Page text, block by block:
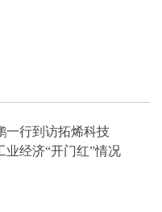
一行到访拓烯科技
经济“开门红”情况